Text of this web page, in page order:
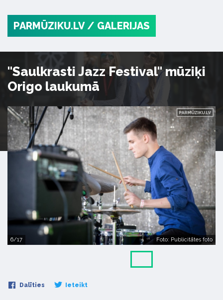
PARMŪZIKU.LV / GALERIJAS
"Saulkrasti Jazz Festival" mūziķi
Origo laukumā
6/17 Foto: Publicitātes foto
Dalīties Ieteikt